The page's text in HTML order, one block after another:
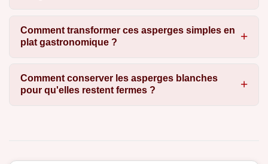
Comment transformer ces asperges simples en
plat gastronomique ?
Comment conserver les asperges blanches
pour qu'elles restent fermes ?